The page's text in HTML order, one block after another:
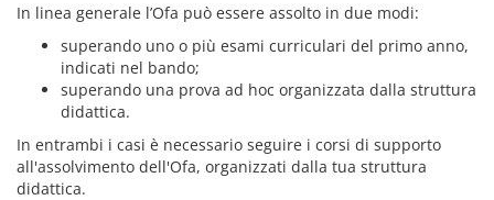
In linea generale l’Ofa può essere assolto in due modi:
superando uno o più esami curriculari del primo anno,
indicati nel bando;
superando una prova ad hoc organizzata dalla struttura
didattica.
In entrambi i casi è necessario seguire i corsi di supporto
all'assolvimento dell'Ofa, organizzati dalla tua struttura
didattica.